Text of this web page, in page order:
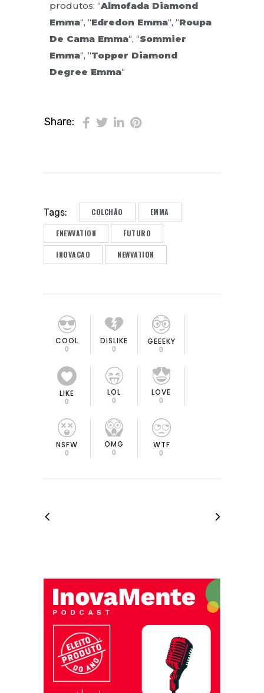
produtos: “Almofada Diamond
Emma“, “Edredon Emma“, “Roupa
De Cama Emma“, “Sommier
Emma“, “Topper Diamond
Degree Emma“
Share:
Tags: COLCHÃO EMMA
ENEWVATION FUTURO
INOVACAO NEWVATION
COOL
0
DISLIKE
0
GEEEKY
0
LIKE
0
LOL
0
LOVE
0
NSFW
0
OMG
0
WTF
0